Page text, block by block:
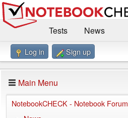
Tests
News
Benchmarks / Technik
Forum
Impressum
Log in Sign up
Main Menu
NotebookCHECK - Notebook Forum